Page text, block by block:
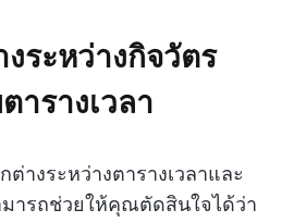
ระหว่างกิจวัตร
ารางเวลา
ต่างระหว่างตารางเวลาและ
ารถช่วยให้คุณตัดสินใจได้ว่า